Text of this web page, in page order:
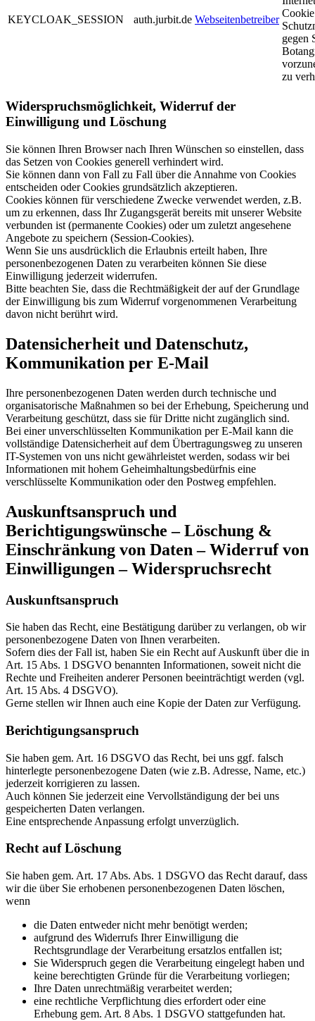
KEYCLOAK_SESSION auth.jurbit.de Webseitenbetreiber
gegen
zu
Widerspruchsmöglichkeit, Widerruf der
Einwilligung und Löschung
Sie können Ihren Browser nach Ihren Wünschen so einstellen, dass
das Setzen von Cookies generell verhindert wird.
Sie können dann von Fall zu Fall über die Annahme von Cookies
entscheiden oder Cookies grundsätzlich akzeptieren.
Cookies können für verschiedene Zwecke verwendet werden, z.B.
um zu erkennen, dass Ihr Zugangsgerät bereits mit unserer Website
verbunden ist (permanente Cookies) oder um zuletzt angesehene
Angebote zu speichern (Session-Cookies).
Wenn Sie uns ausdrücklich die Erlaubnis erteilt haben, Ihre
personenbezogenen Daten zu verarbeiten können Sie diese
Einwilligung jederzeit widerrufen.
Bitte beachten Sie, dass die Rechtmäßigkeit der auf der Grundlage
der Einwilligung bis zum Widerruf vorgenommenen Verarbeitung
davon nicht berührt wird.
Datensicherheit und Datenschutz,
Kommunikation per E-Mail
Ihre personenbezogenen Daten werden durch technische und
organisatorische Maßnahmen so bei der Erhebung, Speicherung und
Verarbeitung geschützt, dass sie für Dritte nicht zugänglich sind.
Bei einer unverschlüsselten Kommunikation per E-Mail kann die
vollständige Datensicherheit auf dem Übertragungsweg zu unseren
IT-Systemen von uns nicht gewährleistet werden, sodass wir bei
Informationen mit hohem Geheimhaltungsbedürfnis eine
verschlüsselte Kommunikation oder den Postweg empfehlen.
Auskunftsanspruch und
Berichtigungswünsche – Löschung &
Einschränkung von Daten – Widerruf von
Einwilligungen – Widerspruchsrecht
Auskunftsanspruch
Sie haben das Recht, eine Bestätigung darüber zu verlangen, ob wir
personenbezogene Daten von Ihnen verarbeiten.
Sofern dies der Fall ist, haben Sie ein Recht auf Auskunft über die in
Art. 15 Abs. 1 DSGVO benannten Informationen, soweit nicht die
Rechte und Freiheiten anderer Personen beeinträchtigt werden (vgl.
Art. 15 Abs. 4 DSGVO).
Gerne stellen wir Ihnen auch eine Kopie der Daten zur Verfügung.
Berichtigungsanspruch
Sie haben gem. Art. 16 DSGVO das Recht, bei uns ggf. falsch
hinterlegte personenbezogene Daten (wie z.B. Adresse, Name, etc.)
jederzeit korrigieren zu lassen.
Auch können Sie jederzeit eine Vervollständigung der bei uns
gespeicherten Daten verlangen.
Eine entsprechende Anpassung erfolgt unverzüglich.
Recht auf Löschung
Sie haben gem. Art. 17 Abs. Abs. 1 DSGVO das Recht darauf, dass
wir die über Sie erhobenen personenbezogenen Daten löschen,
wenn
die Daten entweder nicht mehr benötigt werden;
aufgrund des Widerrufs Ihrer Einwilligung die
Rechtsgrundlage der Verarbeitung ersatzlos entfallen ist;
Sie Widerspruch gegen die Verarbeitung eingelegt haben und
keine berechtigten Gründe für die Verarbeitung vorliegen;
Ihre Daten unrechtmäßig verarbeitet werden;
eine rechtliche Verpflichtung dies erfordert oder eine
Erhebung gem. Art. 8 Abs. 1 DSGVO stattgefunden hat.